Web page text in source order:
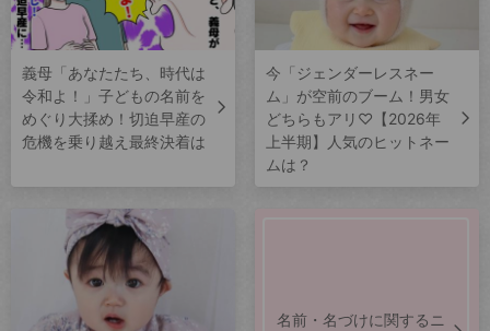
義母「あなたたち、時代は
令和よ！」子どもの名前を
めぐり大揉め！切迫早産の
危機を乗り越え最終決着は
今「ジェンダーレスネー
ム」が空前のブーム！男女
どちらもアリ♡【2026年
上半期】人気のヒットネー
ムは？
名前・名づけに関するニ